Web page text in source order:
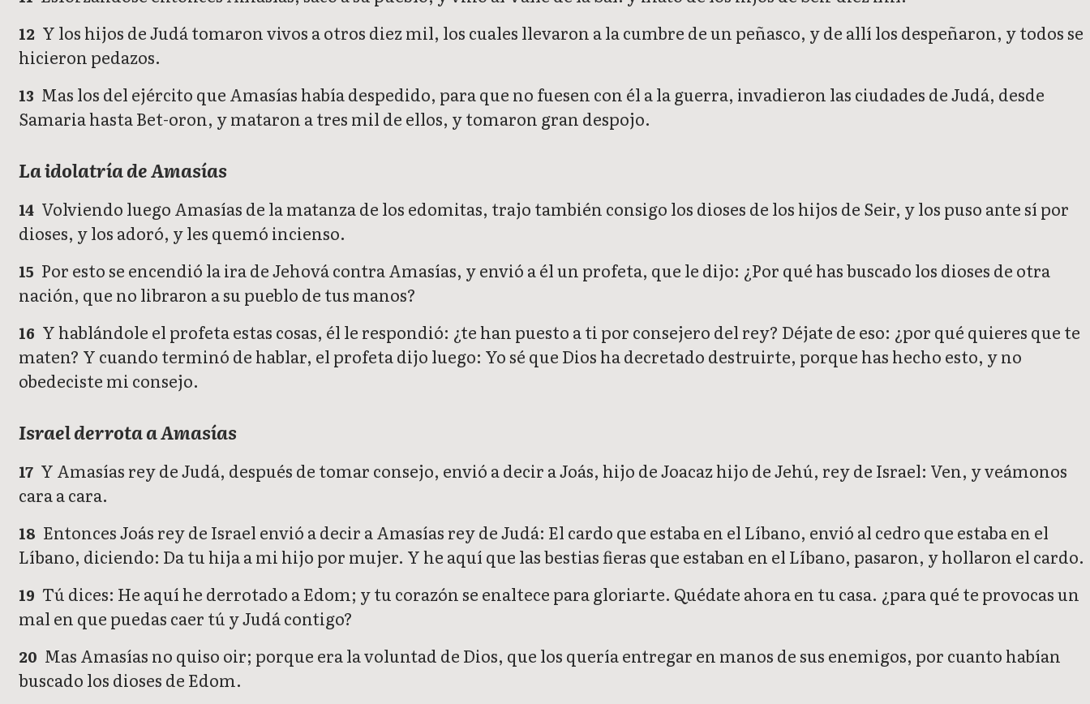
12 Y los hijos de Judá tomaron vivos a otros diez mil, los cuales llevaron a la cumbre de un peñasco, y de allí los despeñaron, y todos se
hicieron pedazos.
13 Mas los del ejército que Amasías había despedido, para que no fuesen con él a la guerra, invadieron las ciudades de Judá, desde
Samaria hasta Bet-oron, y mataron a tres mil de ellos, y tomaron gran despojo.
La idolatría de Amasías
14 Volviendo luego Amasías de la matanza de los edomitas, trajo también consigo los dioses de los hijos de Seir, y los puso ante sí por
dioses, y los adoró, y les quemó incienso.
15 Por esto se encendió la ira de Jehová contra Amasías, y envió a él un profeta, que le dijo: ¿Por qué has buscado los dioses de otra
nación, que no libraron a su pueblo de tus manos?
16 Y hablándole el profeta estas cosas, él le respondió: ¿te han puesto a ti por consejero del rey? Déjate de eso: ¿por qué quieres que te
maten? Y cuando terminó de hablar, el profeta dijo luego: Yo sé que Dios ha decretado destruirte, porque has hecho esto, y no
obedeciste mi consejo.
Israel derrota a Amasías
17 Y Amasías rey de Judá, después de tomar consejo, envió a decir a Joás, hijo de Joacaz hijo de Jehú, rey de Israel: Ven, y veámonos
cara a cara.
18 Entonces Joás rey de Israel envió a decir a Amasías rey de Judá: El cardo que estaba en el Líbano, envió al cedro que estaba en el
Líbano, diciendo: Da tu hija a mi hijo por mujer. Y he aquí que las bestias fieras que estaban en el Líbano, pasaron, y hollaron el cardo.
19 Tú dices: He aquí he derrotado a Edom; y tu corazón se enaltece para gloriarte. Quédate ahora en tu casa. ¿para qué te provocas un
mal en que puedas caer tú y Judá contigo?
20 Mas Amasías no quiso oir; porque era la voluntad de Dios, que los quería entregar en manos de sus enemigos, por cuanto habían
buscado los dioses de Edom.